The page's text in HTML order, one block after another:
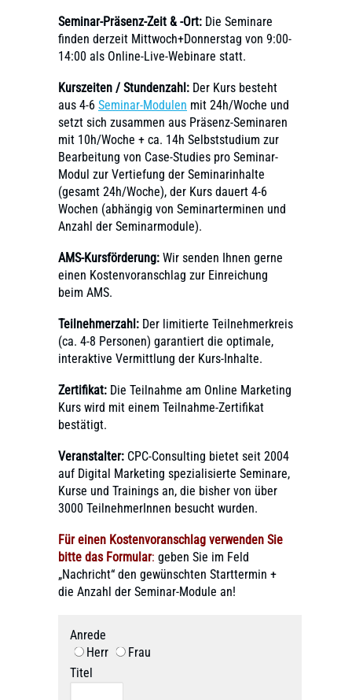
Seminar-Präsenz-Zeit & -Ort: Die Seminare
finden derzeit Mittwoch+Donnerstag von 9:00-
14:00 als Online-Live-Webinare statt.
Kurszeiten / Stundenzahl: Der Kurs besteht
aus 4-6 Seminar-Modulen mit 24h/Woche und
setzt sich zusammen aus Präsenz-Seminaren
mit 10h/Woche + ca. 14h Selbststudium zur
Bearbeitung von Case-Studies pro Seminar-
Modul zur Vertiefung der Seminarinhalte
(gesamt 24h/Woche), der Kurs dauert 4-6
Wochen (abhängig von Seminarterminen und
Anzahl der Seminarmodule).
AMS-Kursförderung: Wir senden Ihnen gerne
einen Kostenvoranschlag zur Einreichung
beim AMS.
Teilnehmerzahl: Der limitierte Teilnehmerkreis
(ca. 4-8 Personen) garantiert die optimale,
interaktive Vermittlung der Kurs-Inhalte.
Zertifikat: Die Teilnahme am Online Marketing
Kurs wird mit einem Teilnahme-Zertifikat
bestätigt.
Veranstalter: CPC-Consulting bietet seit 2004
auf Digital Marketing spezialisierte Seminare,
Kurse und Trainings an, die bisher von über
3000 TeilnehmerInnen besucht wurden.
Für einen Kostenvoranschlag verwenden Sie
bitte das Formular: geben Sie im Feld
„Nachricht“ den gewünschten Starttermin +
die Anzahl der Seminar-Module an!
Anrede
Herr
Frau
Titel